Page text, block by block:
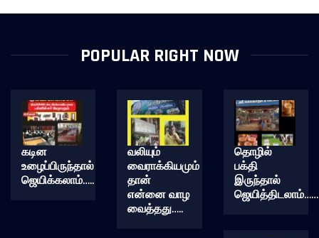
POPULAR RIGHT NOW
கடின
உழைப்பிருந்தால்
ஜெயிக்கலாம்…..
வலியும்
வைராக்கியமும்
தான்
என்னை வாழ
வைத்தது…..
தொழில்
பக்தி
இருந்தால்